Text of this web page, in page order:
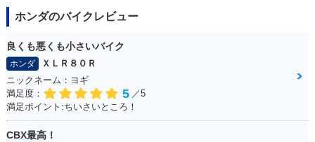
ホンダのバイクレビュー
良くも悪くも小さいバイク
ホンダ
ＸＬＲ８０Ｒ
ニックネーム：ヨギ
満足度：
5 ／5
満足ポイント:ちいさいところ！
CBX最高！